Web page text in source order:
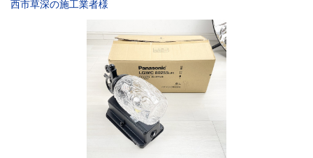
西市草深の施工業者様